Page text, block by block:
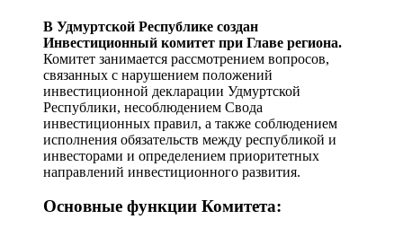
В Удмуртской Республике создан
Инвестиционный комитет при Главе региона.
Комитет занимается рассмотрением вопросов,
связанных с нарушением положений
инвестиционной декларации Удмуртской
Республики, несоблюдением Свода
инвестиционных правил, а также соблюдением
исполнения обязательств между республикой и
инвесторами и определением приоритетных
направлений инвестиционного развития.
Основные функции Комитета: